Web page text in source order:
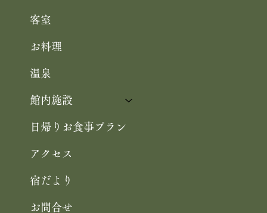
客室
お料理
温泉
館内施設
日帰りお食事プラン
アクセス
宿だより
お問合せ